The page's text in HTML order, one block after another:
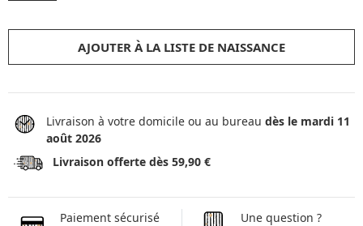
AJOUTER À LA LISTE DE NAISSANCE
Livraison à votre domicile ou au bureau dès le mardi 11
août 2026
Livraison offerte dès 59,90 €
Paiement sécurisé
Une question ?